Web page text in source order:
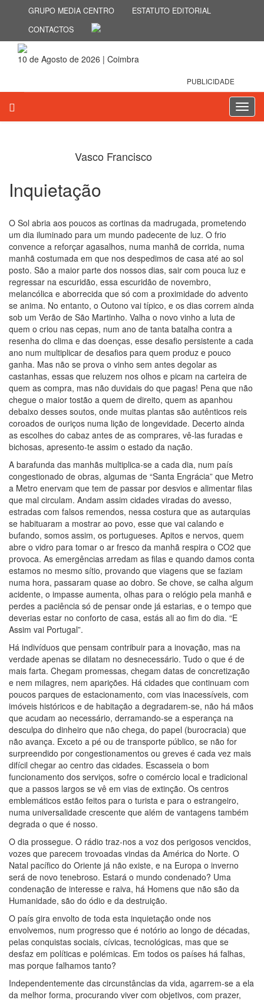
GRUPO MEDIA CENTRO
ESTATUTO EDITORIAL
CONTACTOS
10 de Agosto de 2026 | Coimbra
PUBLICIDADE
Vasco Francisco
Inquietação
O Sol abria aos poucos as cortinas da madrugada, prometendo
um dia iluminado para um mundo padecente de luz. O frio
convence a reforçar agasalhos, numa manhã de corrida, numa
manhã costumada em que nos despedimos de casa até ao sol
posto. São a maior parte dos nossos dias, sair com pouca luz e
regressar na escuridão, essa escuridão de novembro,
melancólica e aborrecida que só com a proximidade do advento
se anima. No entanto, o Outono vai típico, e os dias correm ainda
sob um Verão de São Martinho. Valha o novo vinho a luta de
quem o criou nas cepas, num ano de tanta batalha contra a
resenha do clima e das doenças, esse desafio persistente a cada
ano num multiplicar de desafios para quem produz e pouco
ganha. Mas não se prova o vinho sem antes degolar as
castanhas, essas que reluzem nos olhos e picam na carteira de
quem as compra, mas não duvidais do que pagas! Pena que não
chegue o maior tostão a quem de direito, quem as apanhou
debaixo desses soutos, onde muitas plantas são autênticos reis
coroados de ouriços numa lição de longevidade. Decerto ainda
as escolhes do cabaz antes de as comprares, vê-las furadas e
bichosas, apresento-te assim o estado da nação.
A barafunda das manhãs multiplica-se a cada dia, num país
congestionado de obras, algumas de “Santa Engrácia” que Metro
a Metro enervam que tem de passar por desvios e alimentar filas
que mal circulam. Andam assim cidades viradas do avesso,
estradas com falsos remendos, nessa costura que as autarquias
se habituaram a mostrar ao povo, esse que vai calando e
bufando, somos assim, os portugueses. Apitos e nervos, quem
abre o vidro para tomar o ar fresco da manhã respira o CO2 que
provoca. As emergências arredam as filas e quando damos conta
estamos no mesmo sítio, provando que viagens que se faziam
numa hora, passaram quase ao dobro. Se chove, se calha algum
acidente, o impasse aumenta, olhas para o relógio pela manhã e
perdes a paciência só de pensar onde já estarias, e o tempo que
deverias estar no conforto de casa, estás ali ao fim do dia. “E
Assim vai Portugal”.
Há indivíduos que pensam contribuir para a inovação, mas na
verdade apenas se dilatam no desnecessário. Tudo o que é de
mais farta. Chegam promessas, chegam datas de concretização
e nem milagres, nem aparições. Há cidades que continuam com
poucos parques de estacionamento, com vias inacessíveis, com
imóveis históricos e de habitação a degradarem-se, não há mãos
que acudam ao necessário, derramando-se a esperança na
desculpa do dinheiro que não chega, do papel (burocracia) que
não avança. Exceto a pé ou de transporte público, se não for
surpreendido por congestionamentos ou greves é cada vez mais
difícil chegar ao centro das cidades. Escasseia o bom
funcionamento dos serviços, sofre o comércio local e tradicional
que a passos largos se vê em vias de extinção. Os centros
emblemáticos estão feitos para o turista e para o estrangeiro,
numa universalidade crescente que além de vantagens também
degrada o que é nosso.
O dia prossegue. O rádio traz-nos a voz dos perigosos vencidos,
vozes que parecem trovoadas vindas da América do Norte. O
Natal pacífico do Oriente já não existe, e na Europa o inverno
será de novo tenebroso. Estará o mundo condenado? Uma
condenação de interesse e raiva, há Homens que não são da
Humanidade, são do ódio e da destruição.
O país gira envolto de toda esta inquietação onde nos
envolvemos, num progresso que é notório ao longo de décadas,
pelas conquistas sociais, cívicas, tecnológicas, mas que se
desfaz em políticas e polémicas. Em todos os países há falhas,
mas porque falhamos tanto?
Independentemente das circunstâncias da vida, agarrem-se a ela
da melhor forma, procurando viver com objetivos, com prazer,